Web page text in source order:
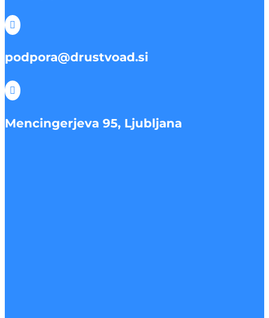

podpora@drustvoad.si

Mencingerjeva 95, Ljubljana